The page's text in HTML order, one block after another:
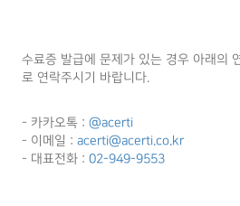
수료증 발급에 문제가 있는 경우 아래의
로 연락주시기 바랍니다.
- 카카오톡 : @acerti
- 이메일 : acerti@acerti.co.kr
- 대표전화 : 02-949-9553